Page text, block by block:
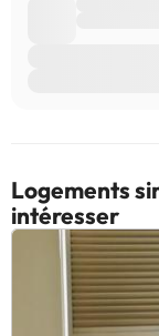
Logements
intéresser